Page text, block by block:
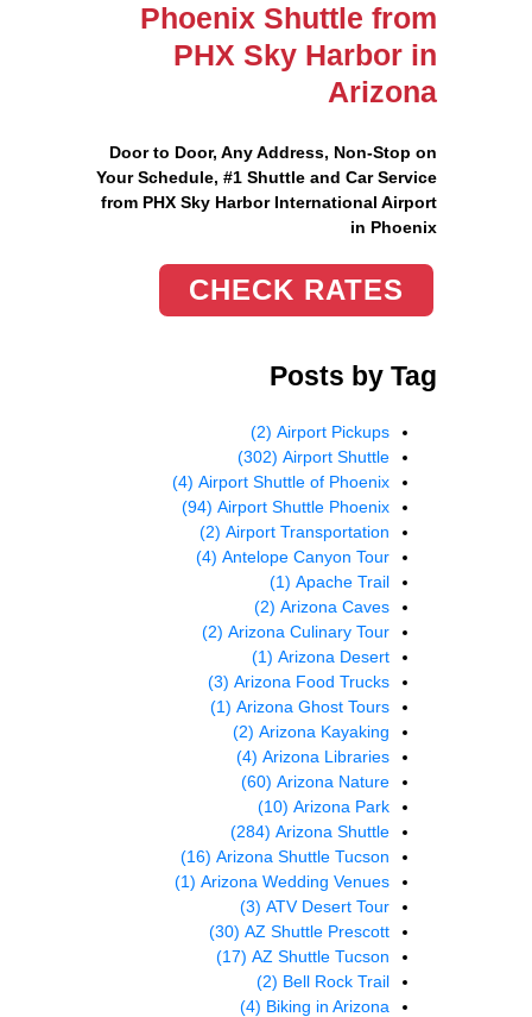
Phoenix Shuttle from
PHX Sky Harbor in
Arizona
Door to Door, Any Address, Non-Stop on
Your Schedule, #1 Shuttle and Car Service
from PHX Sky Harbor International Airport
in Phoenix
CHECK RATES
Posts by Tag
Airport Pickups
(2)
Airport Shuttle
(302)
Airport Shuttle of Phoenix
(4)
Airport Shuttle Phoenix
(94)
Airport Transportation
(2)
Antelope Canyon Tour
(4)
Apache Trail
(1)
Arizona Caves
(2)
Arizona Culinary Tour
(2)
Arizona Desert
(1)
Arizona Food Trucks
(3)
Arizona Ghost Tours
(1)
Arizona Kayaking
(2)
Arizona Libraries
(4)
Arizona Nature
(60)
Arizona Park
(10)
Arizona Shuttle
(284)
Arizona Shuttle Tucson
(16)
Arizona Wedding Venues
(1)
ATV Desert Tour
(3)
AZ Shuttle Prescott
(30)
AZ Shuttle Tucson
(17)
Bell Rock Trail
(2)
Biking in Arizona
(4)